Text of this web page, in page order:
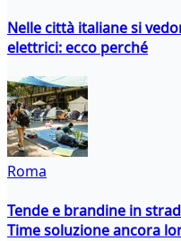
Nelle città italiane si
elettrici: ecco perché
Roma
Tende e brandine in
Time soluzione ancora